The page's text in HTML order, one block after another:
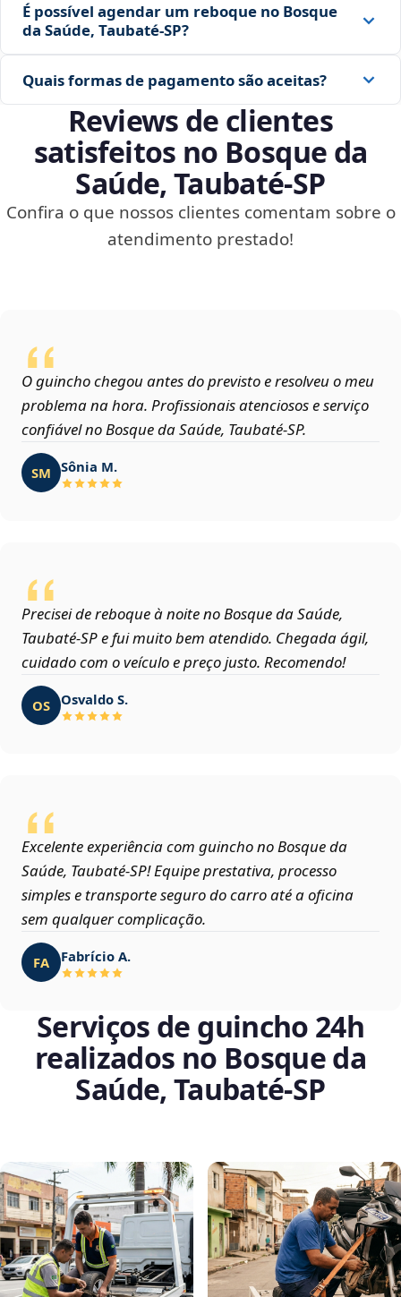
É possível agendar um reboque no Bosque
da Saúde, Taubaté‑SP?
Quais formas de pagamento são aceitas?
Reviews de clientes
satisfeitos no Bosque da
Saúde, Taubaté‑SP
Confira o que nossos clientes comentam sobre o
atendimento prestado!
O guincho chegou antes do previsto e resolveu o meu
problema na hora. Profissionais atenciosos e serviço
confiável no Bosque da Saúde, Taubaté‑SP.
SM Sônia M.
Precisei de reboque à noite no Bosque da Saúde,
Taubaté‑SP e fui muito bem atendido. Chegada ágil,
cuidado com o veículo e preço justo. Recomendo!
OS Osvaldo S.
Excelente experiência com guincho no Bosque da
Saúde, Taubaté‑SP! Equipe prestativa, processo
simples e transporte seguro do carro até a oficina
sem qualquer complicação.
FA Fabrício A.
Serviços de guincho 24h
realizados no Bosque da
Saúde, Taubaté‑SP